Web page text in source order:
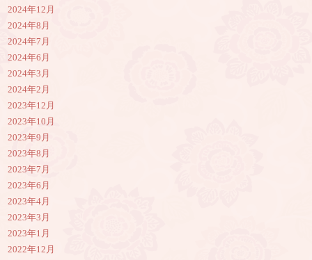
2024年12月
2024年8月
2024年7月
2024年6月
2024年3月
2024年2月
2023年12月
2023年10月
2023年9月
2023年8月
2023年7月
2023年6月
2023年4月
2023年3月
2023年1月
2022年12月